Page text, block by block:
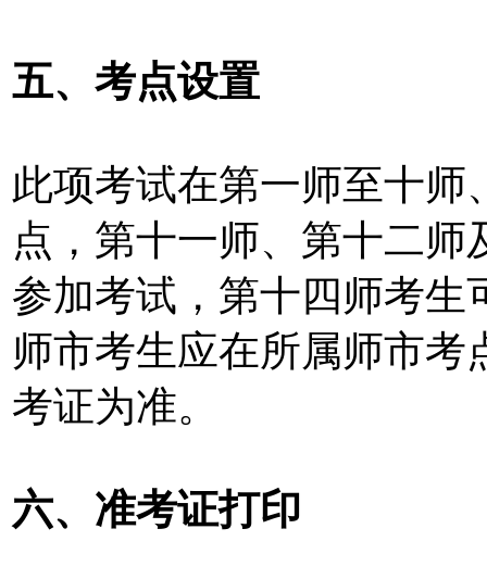
五、考点设置
此项考试在第一师至十师
点，第十一师、第十二
参加考试，第十四师考生
师市考生应在所属师市
考证为准。
六、准考证打印